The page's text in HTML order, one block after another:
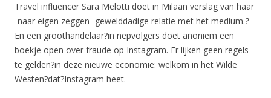
Travel influencer Sara Melotti doet in Milaan verslag van haar
-naar eigen zeggen- gewelddadige relatie met het medium.?
En een groothandelaar?in nepvolgers doet anoniem een
boekje open over fraude op Instagram. Er lijken geen regels
te gelden?in deze nieuwe economie: welkom in het Wilde
Westen?dat?Instagram heet.